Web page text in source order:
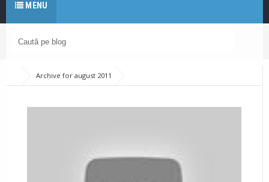
MENU
Archive for august 2011